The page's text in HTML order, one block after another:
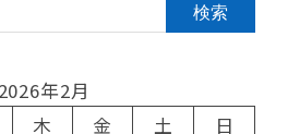
2026年2月
木 金 土
日